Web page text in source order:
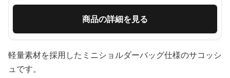
商品の詳細を見る
軽量素材を採用したミニショルダーバッグ仕様のサコッシ
ュです。